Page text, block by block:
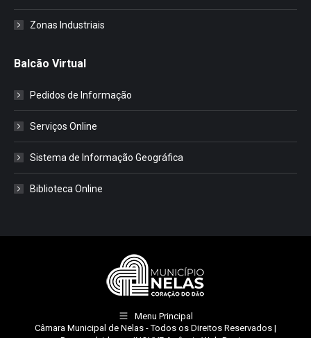
Zonas Industriais
Balcão Virtual
Pedidos de Informação
Serviços Online
Sistema de Informação Geográfica
Biblioteca Online
Menu Principal
Câmara Municipal de Nelas - Todos os Direitos Reservados |